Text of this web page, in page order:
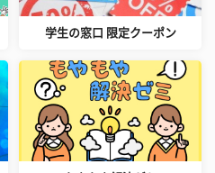
学生の窓口 限定クーポン